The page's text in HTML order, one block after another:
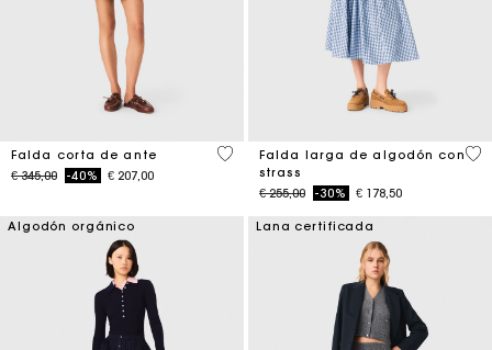
Falda corta de ante
Price reduced from
€ 345,00to-40% € 207,00
3,7 out of 5 Customer Rating
Falda larga de algodón con
strass
Price reduced from
€ 255,00to-30% € 178,50
4,5
Algodón orgánico Lana certificada